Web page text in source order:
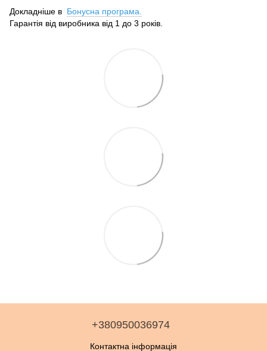
Докладніше в Бонусна програма.
Гарантія від виробника від 1 до 3 років.
+380950036974
Контактна інформація